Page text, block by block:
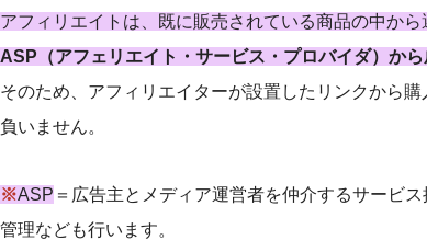
アフィリエイトは、既に販売されている商品の中か
ASP（アフェリエイト・サービス・プロバイダ）か
そのため、アフィリエイターが設置したリンクから
負いません。
※ASP ＝広告主とメディア運営者を仲介するサービス
管理なども行います。